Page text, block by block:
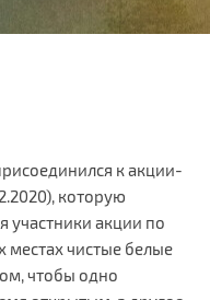
к акции-
которую
участники акции по
местах чистые белые
чтобы одно